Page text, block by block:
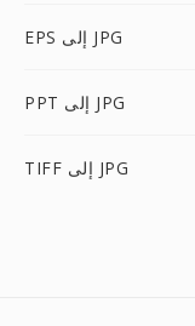
EPS إلى JPG
PPT إلى JPG
TIFF إلى JPG